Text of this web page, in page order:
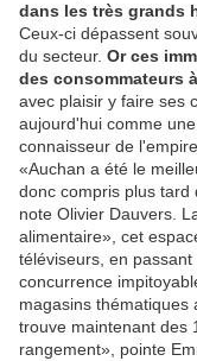
dans les très grands
Ceux-ci dépassent
du secteur. Or ces
des consommateurs
avec plaisir y faire ses
aujourd'hui comme
connaisseur de
«Auchan a été le
donc compris plus tard
note Olivier Dauvers.
alimentaire», cet
téléviseurs, en
concurrence
magasins thématiques
trouve maintenant des
rangement», pointe